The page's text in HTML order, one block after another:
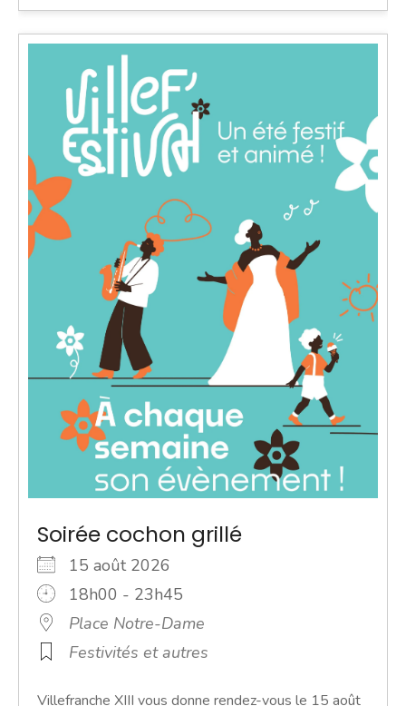
Soirée cochon grillé
15 août 2026
18h00 - 23h45
Place Notre-Dame
Festivités et autres
Villefranche XIII vous donne rendez-vous le 15 août